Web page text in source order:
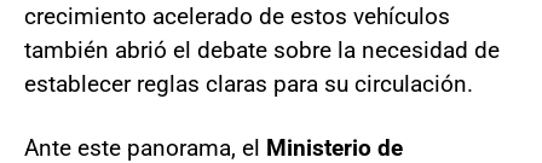
crecimiento acelerado de estos vehículos
también abrió el debate sobre la necesidad de
establecer reglas claras para su circulación.
Ante este panorama, el Ministerio de